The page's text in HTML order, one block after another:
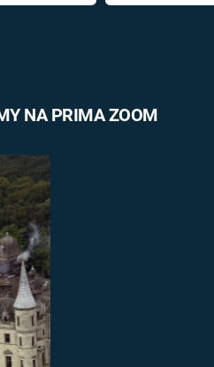
NA PRIMA ZOOM